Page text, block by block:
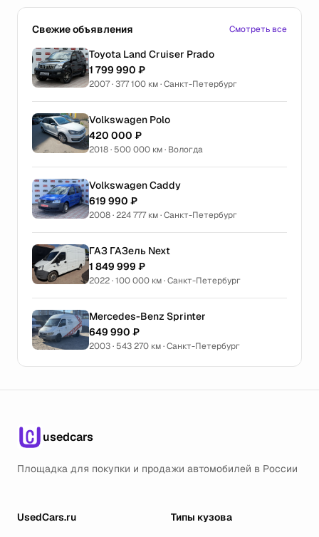
Свежие объявления Смотреть все
Toyota Land Cruiser Prado
1 799 990 ₽
2007 · 377 100 км · Санкт-Петербург
Volkswagen Polo
420 000 ₽
2018 · 500 000 км · Вологда
Volkswagen Caddy
619 990 ₽
2008 · 224 777 км · Санкт-Петербург
ГАЗ ГАЗель Next
1 849 999 ₽
2022 · 100 000 км · Санкт-Петербург
Mercedes-Benz Sprinter
649 990 ₽
2003 · 543 270 км · Санкт-Петербург
usedcars
Площадка для покупки и продажи автомобилей в России
UsedCars.ru Типы кузова